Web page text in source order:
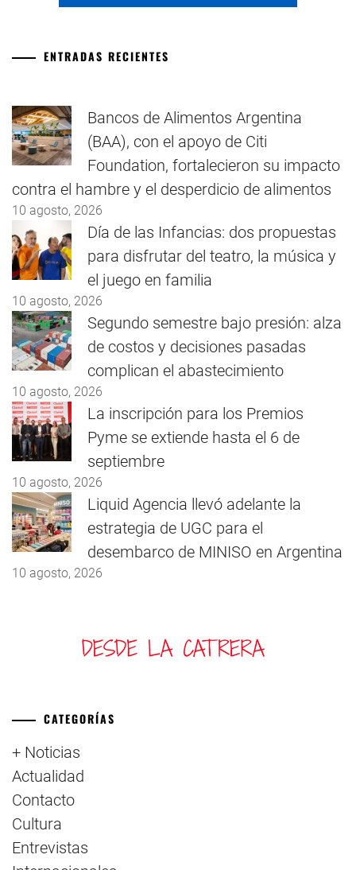
ENTRADAS RECIENTES
Bancos de Alimentos Argentina
(BAA), con el apoyo de Citi
Foundation, fortalecieron su impacto
contra el hambre y el desperdicio de alimentos
10 agosto, 2026
Día de las Infancias: dos propuestas
para disfrutar del teatro, la música y
el juego en familia
10 agosto, 2026
Segundo semestre bajo presión: alza
de costos y decisiones pasadas
complican el abastecimiento
10 agosto, 2026
La inscripción para los Premios
Pyme se extiende hasta el 6 de
septiembre
10 agosto, 2026
Liquid Agencia llevó adelante la
estrategia de UGC para el
desembarco de MINISO en Argentina
10 agosto, 2026
CATEGORÍAS
+ Noticias
Actualidad
Contacto
Cultura
Entrevistas